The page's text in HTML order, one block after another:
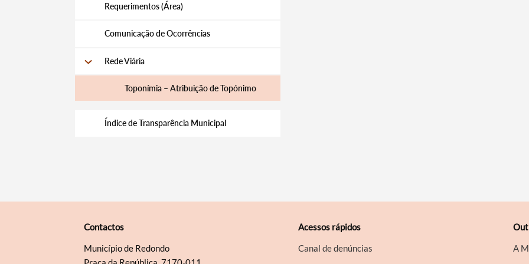
Requerimentos (Área)
Comunicação de Ocorrências
Rede Viária
Toponímia – Atribuição de Topónimo
Índice de Transparência Municipal
Contactos
Município de Redondo
Acessos rápidos
Canal de denúncias
A